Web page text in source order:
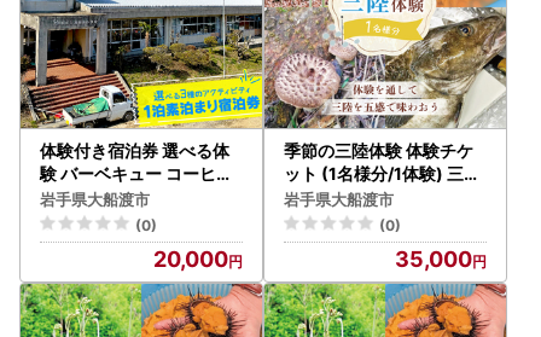
体験付き宿泊券 選べる体
験 バーベキュー コーヒー
豆焙煎体験 郷土料理作り
体験 素泊まり 1泊 1名様分
利用券 チケット BBQ 宿泊
券 旅館 ホテル Hotel stay
宿泊 旅行 観光 trip チケッ
ト ticket ちけっと 大船渡
岩手県大船渡市
(0)
20,000
季節の三陸体験 体験チケ
ット (1名様分/1体験) 三陸
アクティブ 三陸 大船渡 大
船渡市 体験 体験チケット
チケット 夏休み 冬休み 春
休み うに ウニ 山菜 山菜取
り キノコ きのこ きのこ狩
り キノコ狩り 鱈 たら タラ
岩手県大船渡市
(0)
35,000